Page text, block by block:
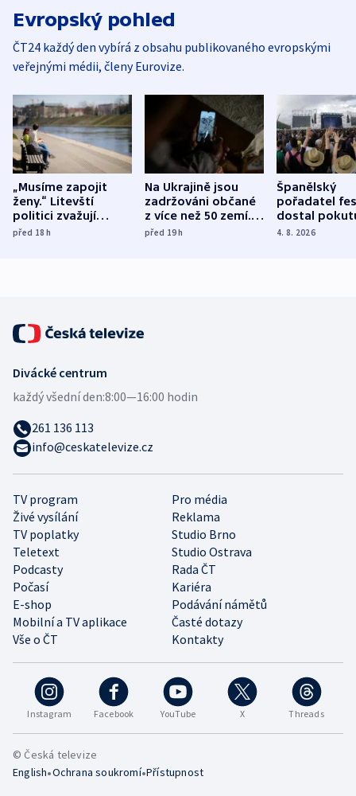
Evropský pohled
ČT24 každý den vybírá z obsahu publikovaného evropskými
veřejnými médii, členy Eurovize.
„Musíme zapojit
ženy.“ Litevští
politici zvažují
dohodu o
před 18h
Na Ukrajině jsou
zadržováni občané
z více než 50 zemí.
Bojovali na straně
před 19h
Španělský
pořadatel
dostal
nekalé
4. 8. 2026
Instagram Facebook YouTube X Threads
TV program
Pro média
Živé vysílání
Reklama
TV poplatky
Studio Brno
Teletext
Studio Ostrava
Podcasty
Rada ČT
Počasí
Kariéra
E-shop
Podávání námětů
Mobilní a TV aplikace
Časté dotazy
Vše o ČT
Kontakty
Divácké centrum
každý všední den:8:00—16:00 hodin
261 136 113
info@ceskatelevize.cz
© Česká televize
English•Ochrana soukromí•Přístupnost